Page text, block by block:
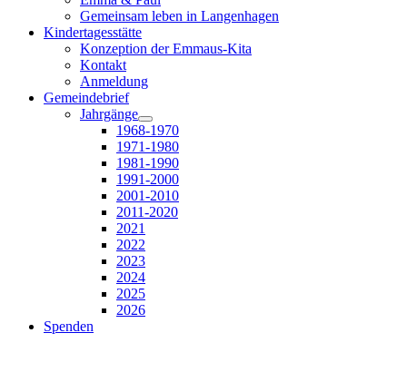
Gemeinsam leben in Langenhagen
Kindertagesstätte
Konzeption der Emmaus-Kita
Kontakt
Anmeldung
Gemeindebrief
Jahrgänge
1968-1970
1971-1980
1981-1990
1991-2000
2001-2010
2011-2020
2021
2022
2023
2024
2025
2026
Spenden